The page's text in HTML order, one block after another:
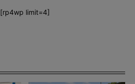
[rp4wp limit=4]